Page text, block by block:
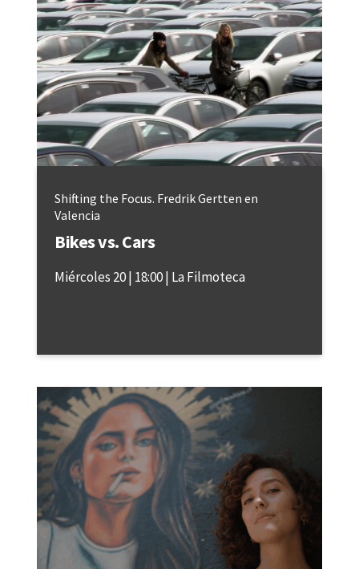
Shifting the Focus. Fredrik Gertten en
Valencia
Bikes vs. Cars
Miércoles 20 18:00 La Filmoteca